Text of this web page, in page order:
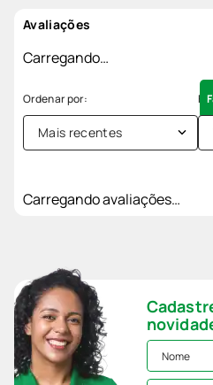
Avaliações
Carregando…
Mais recentes
Carregando avaliações…